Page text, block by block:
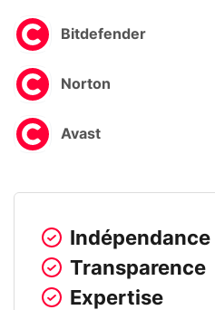
Bitdefender
Norton
Avast
Indépendance
Transparence
Expertise